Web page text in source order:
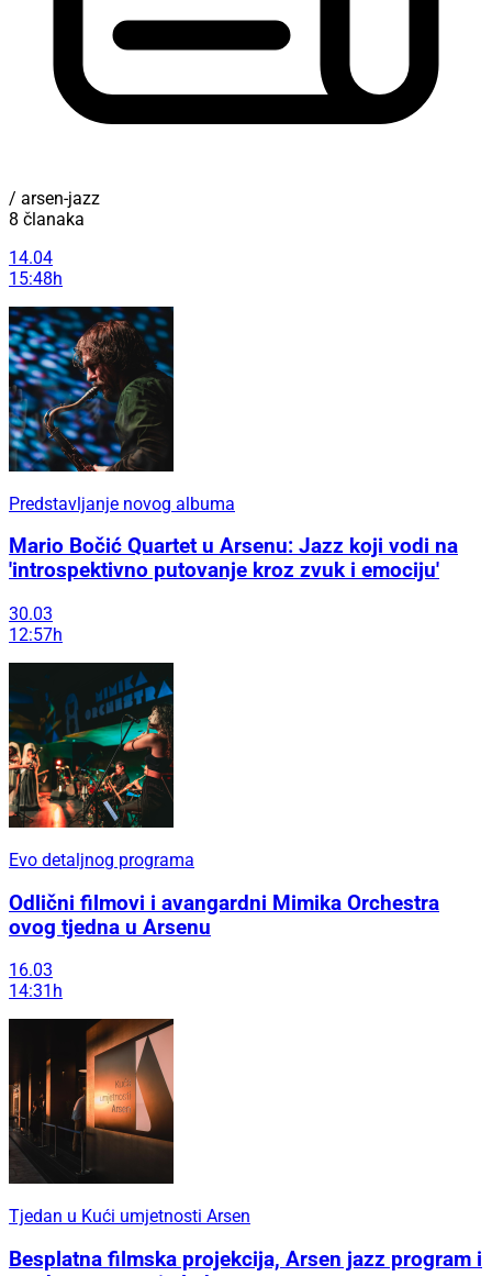
/ arsen-jazz
8 članaka
14.04
15:48h
Predstavljanje novog albuma
Mario Bočić Quartet u Arsenu: Jazz koji vodi na
'introspektivno putovanje kroz zvuk i emociju'
30.03
12:57h
Evo detaljnog programa
Odlični filmovi i avangardni Mimika Orchestra
ovog tjedna u Arsenu
16.03
14:31h
Tjedan u Kući umjetnosti Arsen
Besplatna filmska projekcija, Arsen jazz program i